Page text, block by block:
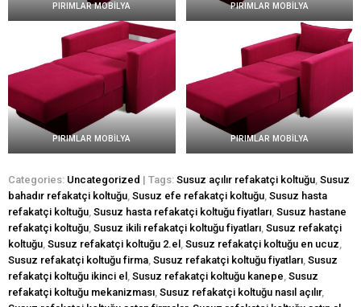
PIRIMLAR MOBİLYA PIRIMLAR MOBİLYA
PIRIMLAR MOBİLYA PIRIMLAR MOBİLYA
Categories: Uncategorized | Tags: Susuz açılır refakatçi koltuğu Susuz
bahadır refakatçi koltuğu Susuz efe refakatçi koltuğu Susuz hasta
refakatçi koltuğu Susuz hasta refakatçi koltuğu fiyatları Susuz hastane
refakatçi koltuğu Susuz ikili refakatçi koltuğu fiyatları Susuz refakatçi
koltuğu Susuz refakatçi koltuğu 2.el Susuz refakatçi koltuğu en ucuz
Susuz refakatçi koltuğu firma Susuz refakatçi koltuğu fiyatları Susuz
refakatçi koltuğu ikinci el
Susuz refakatçi koltuğu kanepe Susuz
refakatçi koltuğu mekanizması Susuz refakatçi koltuğu nasıl açılır,